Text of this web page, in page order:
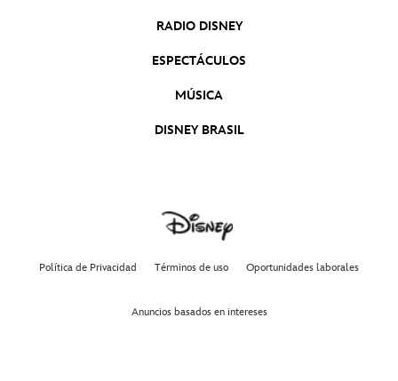
RADIO DISNEY
ESPECTÁCULOS
MÚSICA
DISNEY BRASIL
Política de Privacidad Términos de uso Oportunidades laborales
Anuncios basados en intereses